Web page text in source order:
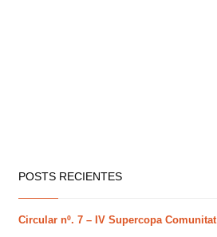
POSTS RECIENTES
Circular nº. 7 – IV Supercopa Comunitat